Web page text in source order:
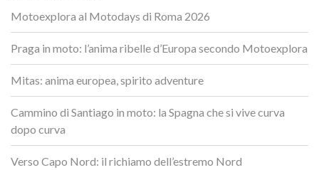
Motoexplora al Motodays di Roma 2026
Praga in moto: l’anima ribelle d’Europa secondo Motoexplora
Mitas: anima europea, spirito adventure
Cammino di Santiago in moto: la Spagna che si vive curva
dopo curva
Verso Capo Nord: il richiamo dell’estremo Nord